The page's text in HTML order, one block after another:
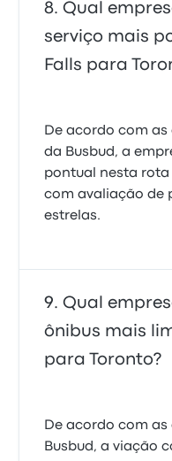
Qual
serviço mais
Falls para
De acordo com
da Busbud, a
pontual nesta
com avaliação de
estrelas.
Qual
ônibus mais
para Toronto?
De acordo com
Busbud, a viação